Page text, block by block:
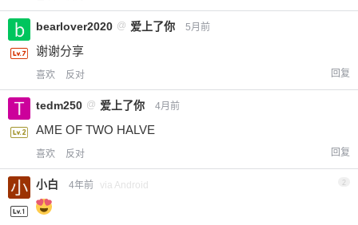
bearlover2020 @ 爱上了你 5月前
谢谢分享
喜欢 反对 回复
tedm250 @ 爱上了你 4月前
AME OF TWO HALVE
喜欢 反对 回复
小白 4年前 via Android 2